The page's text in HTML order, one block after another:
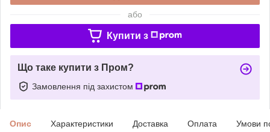
або
Купити з
Що таке купити з Пром?
Замовлення під захистом
Опис Характеристики Доставка Оплата Умови